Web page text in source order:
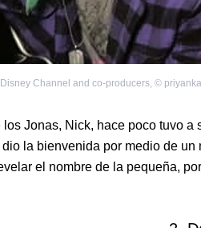
Channel and co-producers, ©
los Jonas, Nick, hace poco tuvo
dio la bienvenida por medio de
el nombre de la pequeña,